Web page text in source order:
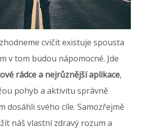
cvičit existuje spousta
v tom budou nápomocné. Jde
rádce a nejrůznější aplikace,
pohyb a aktivitu správně
dosáhli svého cíle. Samozřejmě
náš vlastní zdravý rozum a